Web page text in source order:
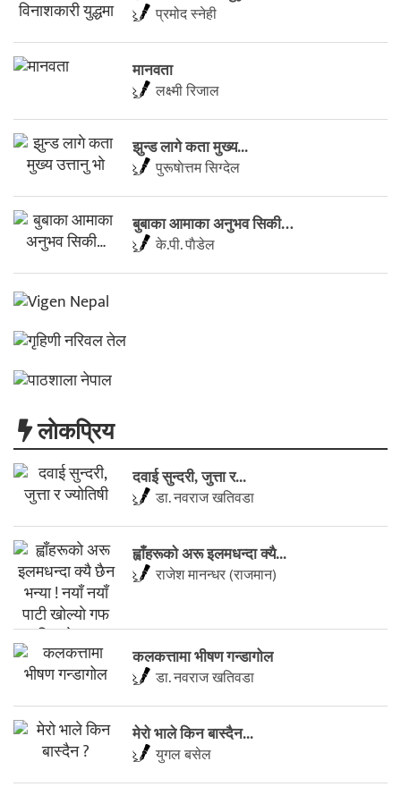
प्रमोद स्नेही
मानवता
लक्ष्मी रिजाल
झुन्ड लागे कता मुख्य...
पुरूषाेत्तम सिग्देल
बुबाका आमाका अनुभव सिकी…
के.पी. पाैडेल
लाेकप्रिय
दवाई सुन्दरी, जुत्ता र...
डा. नवराज खतिवडा
ह्वाँहरूकाे अरू इलमधन्दा क्यै...
राजेश मानन्धर (राजमान)
कलकत्तामा भीषण गन्डागोल
डा. नवराज खतिवडा
मेरो भाले किन बास्दैन...
युगल बसेल